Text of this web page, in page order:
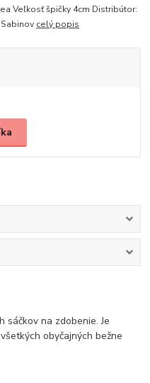
Veľkosť špičky 4cm Distribútor:
Sabinov celý popis
sáčkov na zdobenie. Je
obyčajných bežne